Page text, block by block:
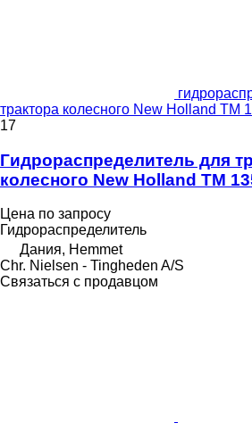
трактора колесного New Holland TM
17
Гидрораспределитель для
колесного New Holland TM
Цена по запросу
Гидрораспределитель
Дания, Hemmet
Chr. Nielsen - Tingheden A/S
Связаться с продавцом